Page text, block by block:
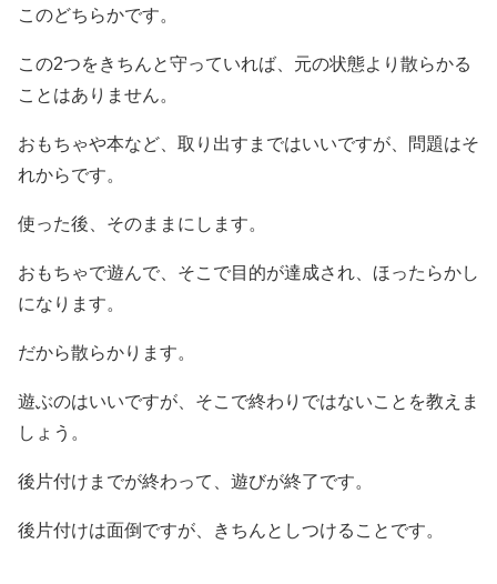
このどちらかです。
この2つをきちんと守っていれば、元の状態より散らかる
ことはありません。
おもちゃや本など、取り出すまではいいですが、問題はそ
れからです。
使った後、そのままにします。
おもちゃで遊んで、そこで目的が達成され、ほったらかし
になります。
だから散らかります。
遊ぶのはいいですが、そこで終わりではないことを教えま
しょう。
後片付けまでが終わって、遊びが終了です。
後片付けは面倒ですが、きちんとしつけることです。